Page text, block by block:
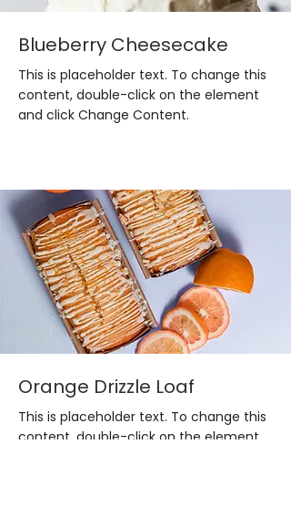
Blueberry Cheesecake
This is placeholder text. To change this
content, double-click on the element
and click Change Content.
Orange Drizzle Loaf
This is placeholder text. To change this
content, double-click on the element